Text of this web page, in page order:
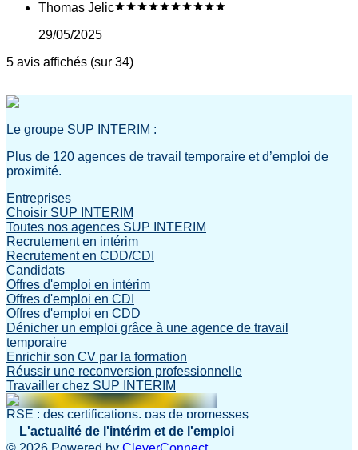
Thomas Jelic
29/05/2025
5 avis affichés (sur 34)
Le groupe SUP INTERIM :
Plus de 120 agences de travail temporaire et d’emploi de
proximité.
Entreprises
Choisir SUP INTERIM
Toutes nos agences SUP INTERIM
Recrutement en intérim
Recrutement en CDD/CDI
Candidats
Offres d'emploi en intérim
Offres d'emploi en CDI
Offres d'emploi en CDD
Dénicher un emploi grâce à une agence de travail
temporaire
Enrichir son CV par la formation
Réussir une reconversion professionnelle
Travailler chez SUP INTERIM
RSE : des certifications, pas de promesses
L'actualité de l'intérim et de l'emploi